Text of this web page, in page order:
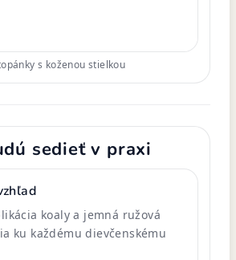
s koženou stielkou
sedieť v praxi
koaly a jemná ružová
ku každému dievčenskému